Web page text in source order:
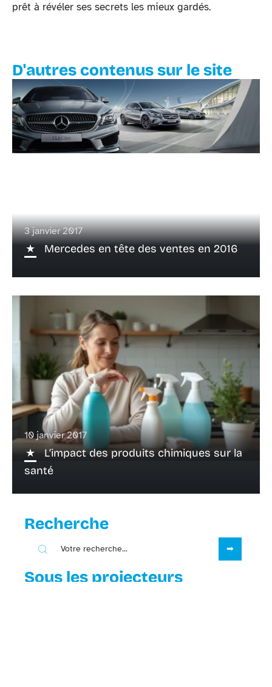
prêt à révéler ses secrets les mieux gardés.
D'autres contenus sur le site
3 janvier 2017
Mercedes en tête des ventes en 2016
10 janvier 2017
L’impact des produits chimiques sur la
santé
Recherche
Sous les projecteurs